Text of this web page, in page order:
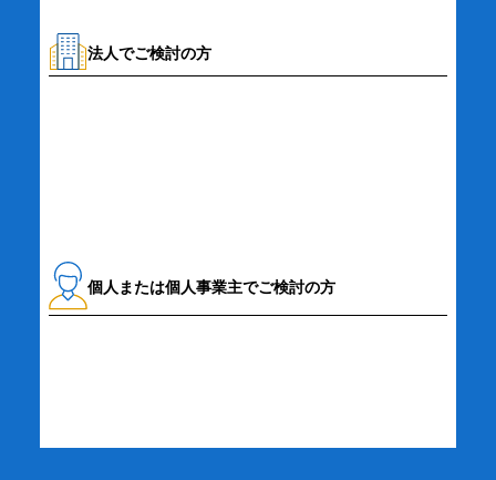
法人でご検討の方
個人または個人事業主でご検討の方